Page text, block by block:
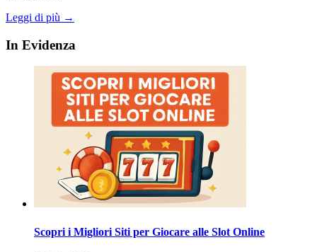
Leggi di più →
In Evidenza
Scopri i Migliori Siti per Giocare alle Slot Online